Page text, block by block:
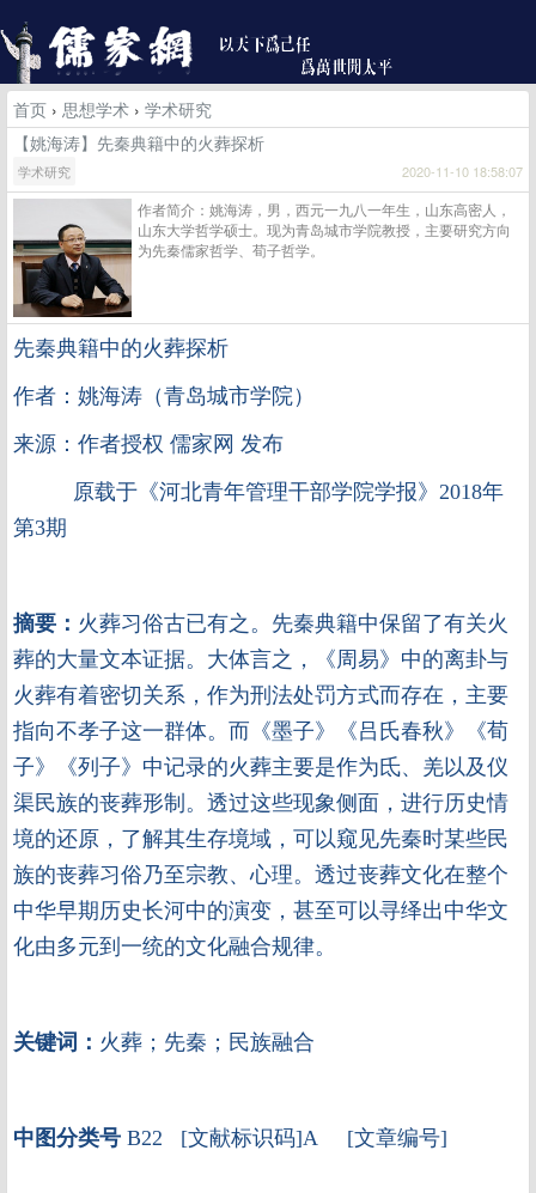
首页 › 思想学术 › 学术研究
【姚海涛】先秦典籍中的火葬探析
学术研究 2020-11-10 18:58:07
作者简介：姚海涛，男，西元一九八一年生，山东高密人，
山东大学哲学硕士。现为青岛城市学院教授，主要研究方向
为先秦儒家哲学、荀子哲学。
先秦典籍中的火葬探析
作者：姚海涛（青岛城市学院）
来源：作者授权 儒家网 发布
原载于《河北青年管理干部学院学报》 2018年
第3期
摘要： 火葬习俗古已有之。先秦典籍中保留了有关火
葬的大量文本证据。大体言之，《周易》中的离卦与
火葬有着密切关系，作为刑法处罚方式而存在，主要
指向不孝子这一群体。而《墨子》《吕氏春秋》《荀
子》《列子》中记录的火葬主要是作为氐、羌以及仪
渠民族的丧葬形制。透过这些现象侧面，进行历史情
境的还原，了解其生存境域，可以窥见先秦时某些民
族的丧葬习俗乃至宗教、心理。透过丧葬文化在整个
中华早期历史长河中的演变，甚至可以寻绎出中华文
化由多元到一统的文化融合规律。
关键词： 火葬；先秦；民族融合
中图分类号 B22 [文献标识码]A [文章编号]